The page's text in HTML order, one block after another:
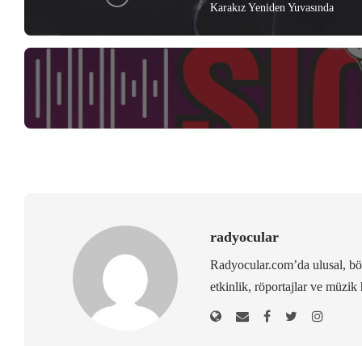
Karakız Yeniden Yuvasında
radyocular
Radyocular.com’da ulusal,
etkinlik, röportajlar ve müzik